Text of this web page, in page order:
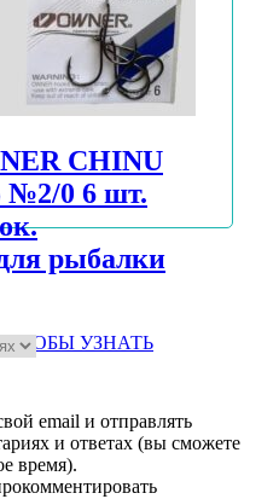
CHINU
№2/0 6 шт.
рыбалки
ЧТОБЫ УЗНАТЬ
email и отправлять
и ответах (вы cможете
время).